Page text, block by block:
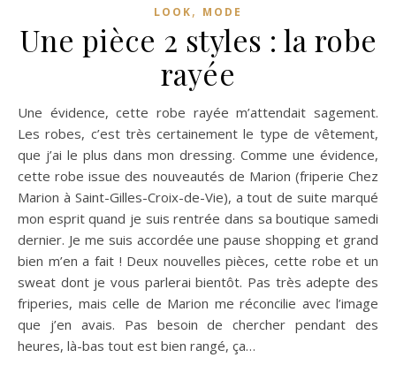
LOOK, MODE
Une pièce 2 styles : la robe
rayée
Une évidence, cette robe rayée m’attendait sagement.
Les robes, c’est très certainement le type de vêtement,
que j’ai le plus dans mon dressing. Comme une évidence,
cette robe issue des nouveautés de Marion (friperie Chez
Marion à Saint-Gilles-Croix-de-Vie), a tout de suite marqué
mon esprit quand je suis rentrée dans sa boutique samedi
dernier. Je me suis accordée une pause shopping et grand
bien m’en a fait ! Deux nouvelles pièces, cette robe et un
sweat dont je vous parlerai bientôt. Pas très adepte des
friperies, mais celle de Marion me réconcilie avec l’image
que j’en avais. Pas besoin de chercher pendant des
heures, là-bas tout est bien rangé, ça…